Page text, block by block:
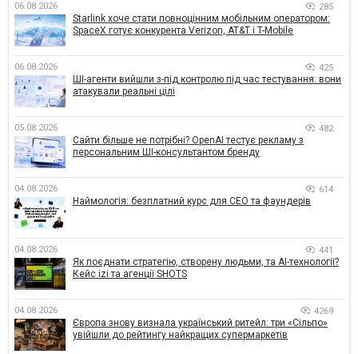
06.08.2026 285
Starlink хоче стати повноцінним мобільним оператором:
SpaceX готує конкурента Verizon, AT&T і T-Mobile
06.08.2026 425
ШІ-агенти вийшли з-під контролю під час тестування: вони
атакували реальні цілі
05.08.2026 482
Сайти більше не потрібні? OpenAI тестує рекламу з
персональним ШІ-консультантом бренду
04.08.2026 614
Наймологія: безплатний курс для CEO та фаундерів
04.08.2026 441
Як поєднати стратегію, створену людьми, та AI-технології?
Кейс izi та агенції SHOTS
04.08.2026 4269
Європа знову визнала український ритейл: три «Сільпо»
увійшли до рейтингу найкращих супермаркетів